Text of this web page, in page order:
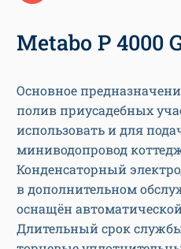
Metabo P 4000
Основное
полив приусадебных
использовать и для
миниводопровод
Конденсаторный
в дополнительном
оснащён
Длительный срок